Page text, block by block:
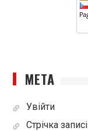
МЕТА
Увійти
Стрічка